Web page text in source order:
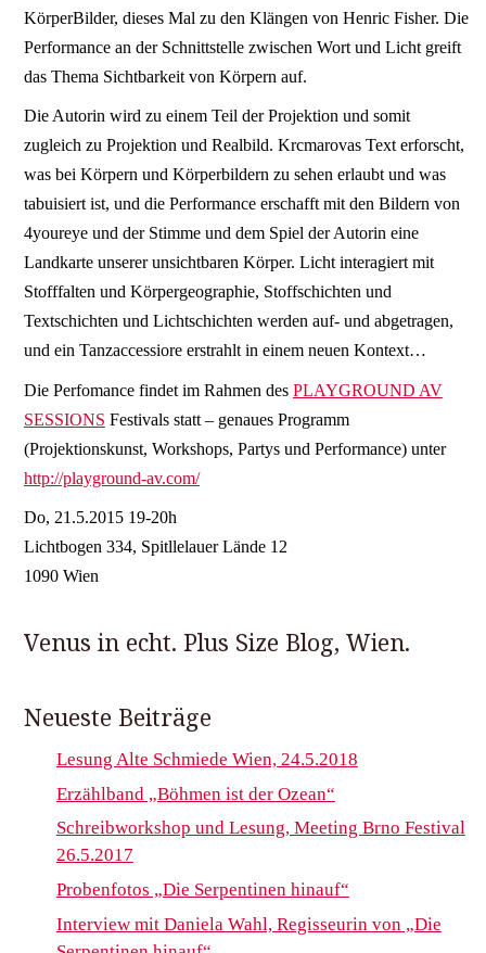
KörperBilder, dieses Mal zu den Klängen von Henric Fisher. Die
Performance an der Schnittstelle zwischen Wort und Licht greift
das Thema Sichtbarkeit von Körpern auf.
Die Autorin wird zu einem Teil der Projektion und somit
zugleich zu Projektion und Realbild. Krcmarovas Text erforscht,
was bei Körpern und Körperbildern zu sehen erlaubt und was
tabuisiert ist, und die Performance erschafft mit den Bildern von
4youreye und der Stimme und dem Spiel der Autorin eine
Landkarte unserer unsichtbaren Körper. Licht interagiert mit
Stofffalten und Körpergeographie, Stoffschichten und
Textschichten und Lichtschichten werden auf- und abgetragen,
und ein Tanzaccessiore erstrahlt in einem neuen Kontext…
Die Perfomance findet im Rahmen des PLAYGROUND AV
SESSIONS Festivals statt – genaues Programm
(Projektionskunst, Workshops, Partys und Performance) unter
http://playground-av.com/
Do, 21.5.2015 19-20h
Lichtbogen 334, Spitllelauer Lände 12
1090 Wien
Venus in echt. Plus Size Blog, Wien.
Neueste Beiträge
Lesung Alte Schmiede Wien, 24.5.2018
Erzählband „Böhmen ist der Ozean“
Schreibworkshop und Lesung, Meeting Brno Festival
26.5.2017
Probenfotos „Die Serpentinen hinauf“
Interview mit Daniela Wahl, Regisseurin von „Die